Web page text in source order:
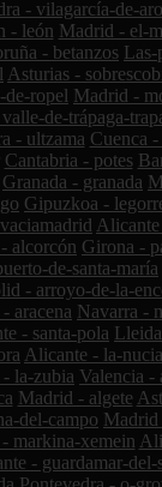
- vilagarcía-de-
- león Madrid - el-
- betanzos Las-
Asturias -
de-ropel Madrid -
de-trápaga-
- ultzama Cuenca
Cantabria - potes
Granada - granada
Gipuzkoa -
alcorcón Girona -
de-santa-maría
- arroyo-de-la-
aracena Navarra -
- santa-pola
Alicante - la-nucia
- la-zubia Valencia -
Madrid - algete
del-campo Madrid
markina-xemein
- guardamar-del-